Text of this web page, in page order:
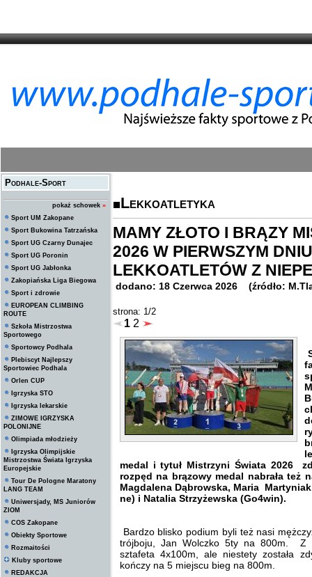
Podhale-Sport
pokaż schowek »
Sport UM Zakopane
Sport Bukowina Tatrzańska
Sport UG Czarny Dunajec
Sport UG Poronin
Sport UG Jabłonka
Zakopiańska Liga Biegowa
Sport i zdrowie
EUROPEAN CLIMBING
ROUTE
Szkoła Mistrzostwa
Sportowego
Sportowcy Podhala
Plebiscyt Najlepszy
Sportowiec Podhala
Orlen CUP
Igrzyska STO
Igrzyska lekarskie
ZIMOWE IGRZYSKA
POLONIJNE
Olimpiada młodzieży
Igrzyska Olimpijskie
Mistrzostwa Świata Igrzyska
Europejskie
Tour De Pologne Maratony
LANG TEAM
Uniwersjady, MS Juniorów
ZIOM
COS Zakopane
Obiekty Sportowe
Rozmaitości
Kluby sportowe
REDAKCJA
Lekkoatletyka
MAMY ZŁOTO I BRĄZY
2026 W PIERWSZYM
LEKKOATLETÓW Z
dodano: 18 Czerwca 2026 (źródło:
strona: 1/2
1 2
medal i tytuł Mistrzyni Świata 2026
rozpęd na brązowy medal nabrała też
Magdalena Dąbrowska, Maria
ne) i Natalia Strzyżewska (Go4win).
Bardzo blisko podium byli też nasi
trójboju, Jan Wolczko 5ty na 800m. Z
sztafeta 4x100m, ale niestety została
kończy na 5 miejscu bieg na 800m.